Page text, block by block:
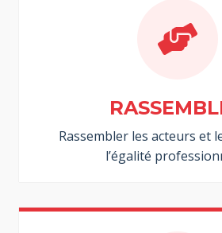
Rassembler les acteurs et
l’égalité